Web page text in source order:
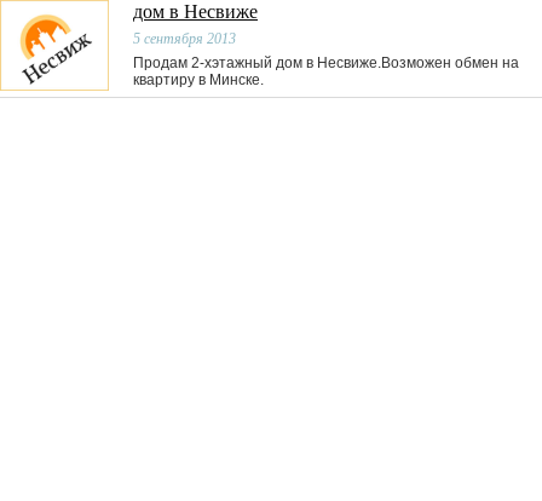
дом в Несвиже
5 сентября 2013
Продам 2-хэтажный дом в Несвиже.Возможен обмен на
квартиру в Минске.